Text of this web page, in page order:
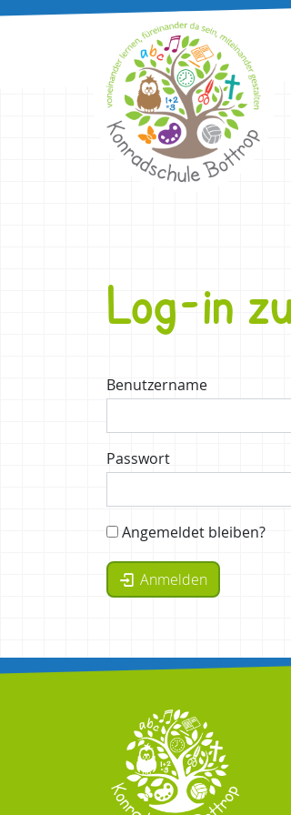
Log-in
Benutzername
Passwort
Angemeldet bleiben?
Anmelden